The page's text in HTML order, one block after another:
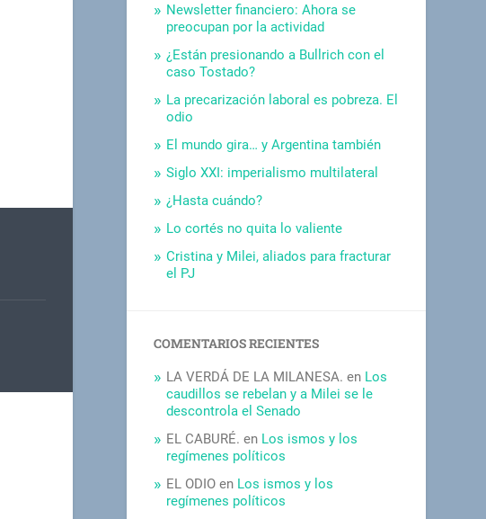
Newsletter financiero: Ahora se
preocupan por la actividad
¿Están presionando a Bullrich con el
caso Tostado?
La precarización laboral es pobreza. El
odio
El mundo gira… y Argentina también
Siglo XXI: imperialismo multilateral
¿Hasta cuándo?
Lo cortés no quita lo valiente
Cristina y Milei, aliados para fracturar
el PJ
COMENTARIOS RECIENTES
LA VERDÁ DE LA MILANESA. en Los
caudillos se rebelan y a Milei se le
descontrola el Senado
EL CABURÉ. en Los ismos y los
regímenes políticos
EL ODIO en Los ismos y los
regímenes políticos